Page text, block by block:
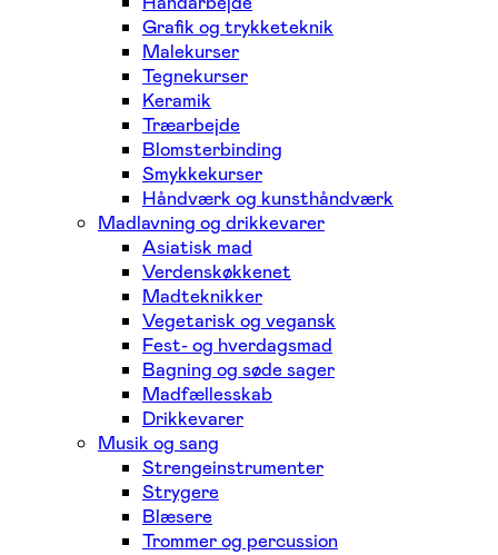
Grafik og trykketeknik
Malekurser
Tegnekurser
Keramik
Træarbejde
Blomsterbinding
Smykkekurser
Håndværk og kunsthåndværk
Madlavning og drikkevarer
Asiatisk mad
Verdenskøkkenet
Madteknikker
Vegetarisk og vegansk
Fest- og hverdagsmad
Bagning og søde sager
Madfællesskab
Drikkevarer
Musik og sang
Strengeinstrumenter
Strygere
Blæsere
Trommer og percussion